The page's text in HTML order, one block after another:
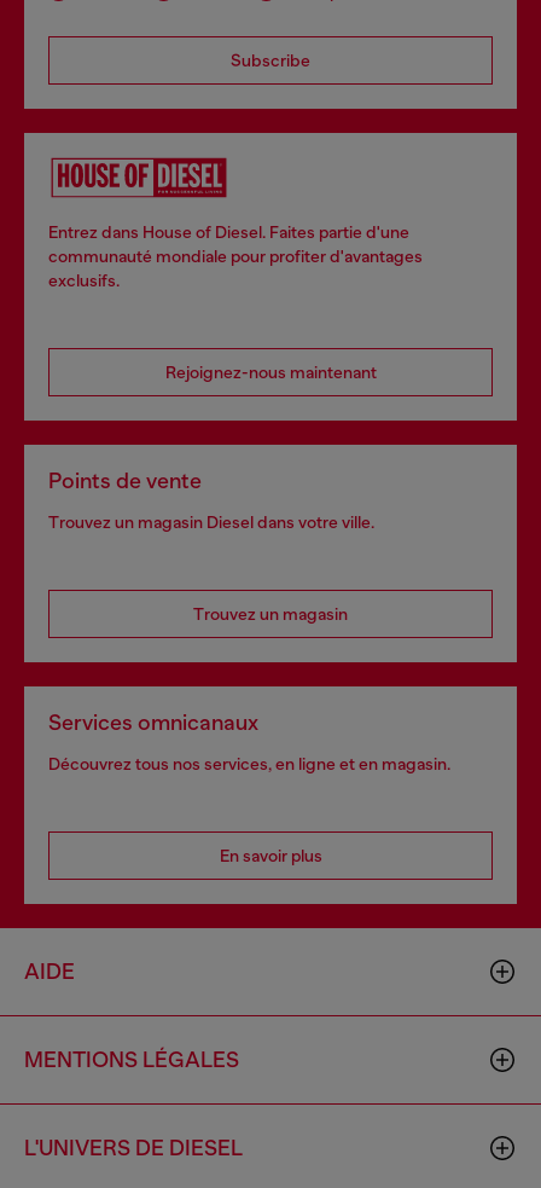
Subscribe
Entrez dans House of Diesel. Faites partie d'une
communauté mondiale pour profiter d'avantages
exclusifs.
Rejoignez-nous maintenant
Points de vente
Trouvez un magasin Diesel dans votre ville.
Trouvez un magasin
Services omnicanaux
Découvrez tous nos services, en ligne et en magasin.
En savoir plus
AIDE
MENTIONS LÉGALES
L'UNIVERS DE DIESEL